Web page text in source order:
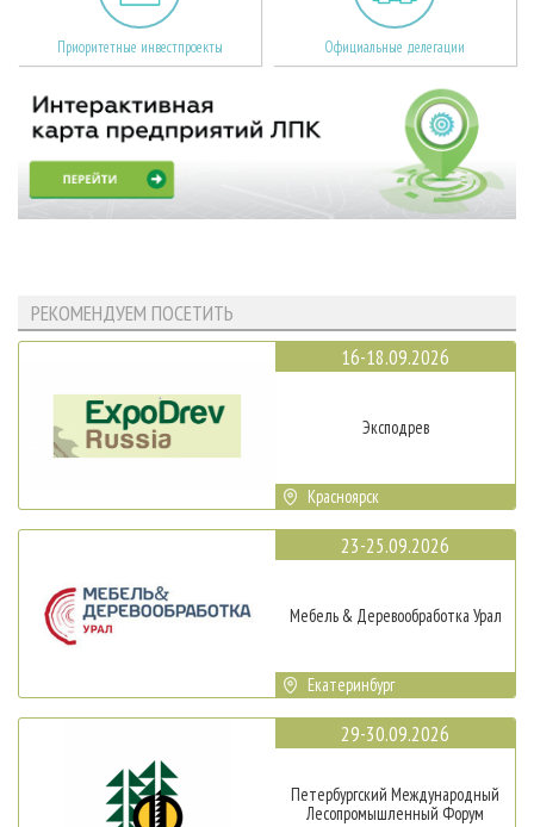
Приоритетные инвестпроекты Официальные делегации
РЕКОМЕНДУЕМ ПОСЕТИТЬ
16-18.09.2026
Эксподрев
Красноярск
23-25.09.2026
Мебель & Деревообработка Урал
Екатеринбург
29-30.09.2026
Петербургский Международный
Лесопромышленный Форум